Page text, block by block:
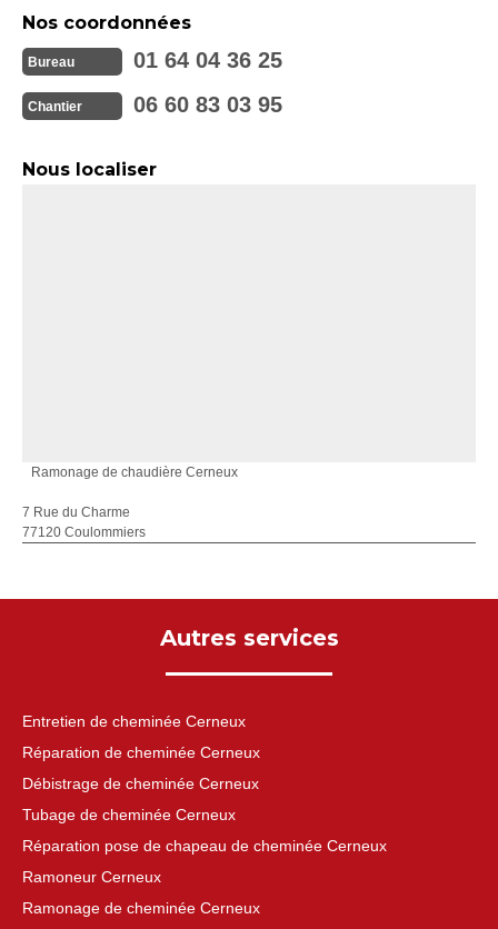
Nos coordonnées
Bureau 01 64 04 36 25
Chantier 06 60 83 03 95
Nous localiser
Ramonage de chaudière Cerneux
7 Rue du Charme
77120 Coulommiers
Autres services
Entretien de cheminée Cerneux
Réparation de cheminée Cerneux
Débistrage de cheminée Cerneux
Tubage de cheminée Cerneux
Réparation pose de chapeau de cheminée Cerneux
Ramoneur Cerneux
Ramonage de cheminée Cerneux